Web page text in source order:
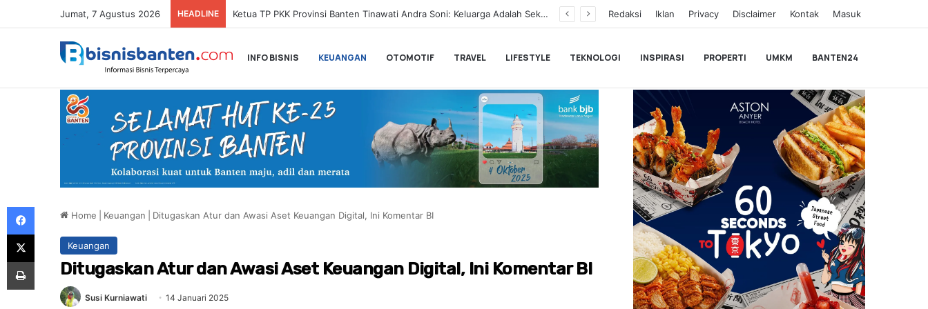
Jumat, 7 Agustus 2026 HEADLINE BLACKPINK Gelar Meet & Greet Spesial Rayakan Anniversary ke-10, Ini Syarat dan Jadwalnya Redaksi Iklan Privacy Disclaimer Kontak Masuk
INFO BISNIS KEUANGAN OTOMOTIF TRAVEL LIFESTYLE TEKNOLOGI INSPIRASI PROPERTI UMKM BANTEN24
Home Keuangan Ditugaskan Atur dan Awasi Aset Keuangan Digital, Ini Komentar BI
Keuangan
Ditugaskan Atur dan Awasi Aset Keuangan Digital, Ini Komentar BI
Susi Kurniawati 14 Januari 2025